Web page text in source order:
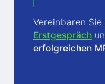
Vereinbaren
Erstgespräch
erfolgreichen